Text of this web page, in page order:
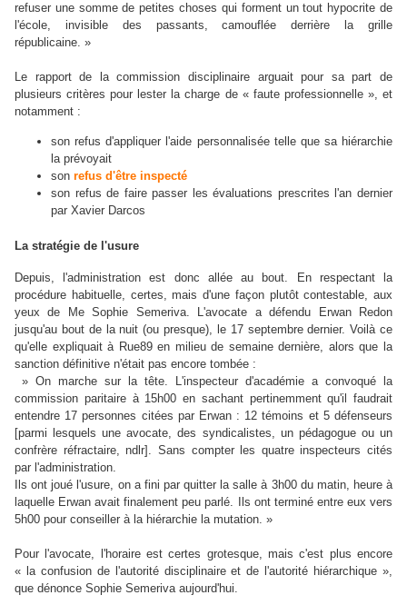
refuser une somme de petites choses qui forment un tout hypocrite de
l'école, invisible des passants, camouflée derrière la grille
républicaine. »
Le rapport de la commission disciplinaire arguait pour sa part de
plusieurs critères pour lester la charge de « faute professionnelle », et
notamment :
son refus d'appliquer l'aide personnalisée telle que sa hiérarchie
la prévoyait
son refus d'être inspecté
son refus de faire passer les évaluations prescrites l'an dernier
par Xavier Darcos
La stratégie de l'usure
Depuis, l'administration est donc allée au bout. En respectant la
procédure habituelle, certes, mais d'une façon plutôt contestable, aux
yeux de Me Sophie Semeriva. L'avocate a défendu Erwan Redon
jusqu'au bout de la nuit (ou presque), le 17 septembre dernier. Voilà ce
qu'elle expliquait à Rue89 en milieu de semaine dernière, alors que la
sanction définitive n'était pas encore tombée :
» On marche sur la tête. L'inspecteur d'académie a convoqué la
commission paritaire à 15h00 en sachant pertinemment qu'il faudrait
entendre 17 personnes citées par Erwan : 12 témoins et 5 défenseurs
[parmi lesquels une avocate, des syndicalistes, un pédagogue ou un
confrère réfractaire, ndlr]. Sans compter les quatre inspecteurs cités
par l'administration.
Ils ont joué l'usure, on a fini par quitter la salle à 3h00 du matin, heure à
laquelle Erwan avait finalement peu parlé. Ils ont terminé entre eux vers
5h00 pour conseiller à la hiérarchie la mutation. »
Pour l'avocate, l'horaire est certes grotesque, mais c'est plus encore
« la confusion de l'autorité disciplinaire et de l'autorité hiérarchique »,
que dénonce Sophie Semeriva aujourd'hui.